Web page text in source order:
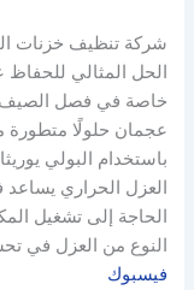
شركة تنظيف خزنات
الحل المثالي
خاصة في فصل الصيف
عجمان حلولًا متطورة
باستخدام البولي
العزل الحراري يساعد
الحاجة إلى تشغيل
النوع من العزل في
فيسبوك